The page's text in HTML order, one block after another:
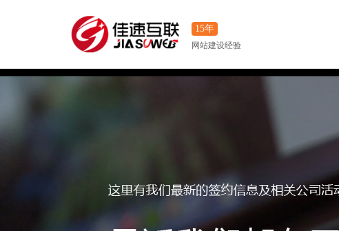
15年
网站建设经验